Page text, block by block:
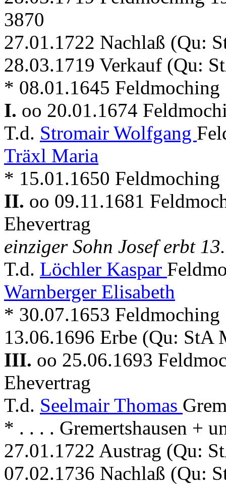
3870
27.01.1722 Nachlaß (Qu:
28.03.1719 Verkauf (Qu:
* 08.01.1645
I. oo 20.01.1674
T.d. Stromair Wolfgang
Träxl Maria
* 15.01.1650
II. oo 09.11.1681
Ehevertrag
einziger Sohn Josef erbt
T.d. Löchler Kaspar
Warnberger Elisabeth
* 30.07.1653
13.06.1696 Erbe (Qu:
III. oo 25.06.1693
Ehevertrag
T.d. Seelmair Thomas
* . . . . Gremertshausen +
27.01.1722 Austrag (Qu:
07.02.1736 Nachlaß (Qu: